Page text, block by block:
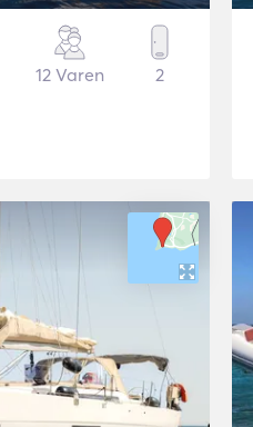
12 Varen 2